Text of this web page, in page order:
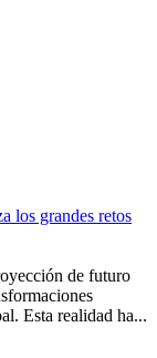
los grandes retos
de futuro
Esta realidad ha...